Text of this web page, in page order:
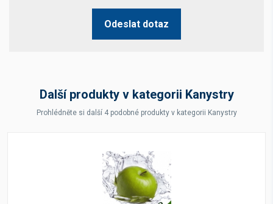
Odeslat dotaz
Další produkty v kategorii Kanystry
Prohlédněte si další 4 podobné produkty v kategorii Kanystry